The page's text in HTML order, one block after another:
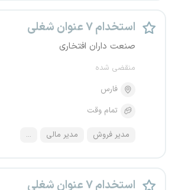
استخدام ۷ عنوان شغلی
صنعت داران افتخاری
منقضی شده
فارس
تمام وقت
مدیر فروش مدیر مالی ...
استخدام ۷ عنوان شغلی